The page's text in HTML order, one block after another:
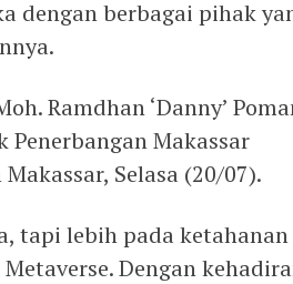
dengan berbagai pihak
Ramdhan ‘Danny’
Makassar
Selasa (20/07).
tapi lebih pada ketahanan
Dengan